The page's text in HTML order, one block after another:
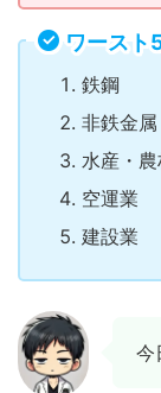
ワースト
鉄鋼
非鉄金属
水産・
空運業
建設業
今